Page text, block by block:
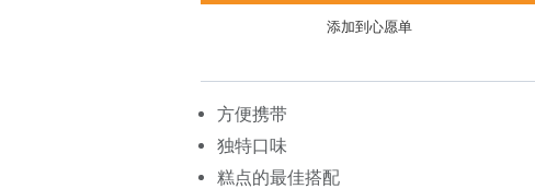
添加到心愿单
方便携带
独特口味
糕点的最佳搭配